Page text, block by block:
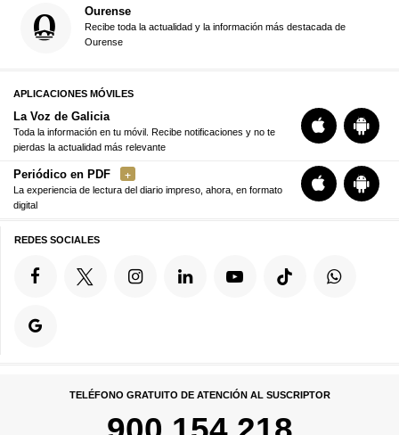
Ourense
Recibe toda la actualidad y la información más destacada de
Ourense
APLICACIONES MÓVILES
La Voz de Galicia
Toda la información en tu móvil. Recibe notificaciones y no te
pierdas la actualidad más relevante
Periódico en PDF
La experiencia de lectura del diario impreso, ahora, en formato
digital
REDES SOCIALES
TELÉFONO GRATUITO DE ATENCIÓN AL SUSCRIPTOR